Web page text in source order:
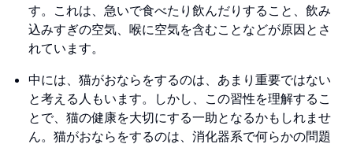
す。これは、急いで食べたり飲んだりすること、飲み
込みすぎの空気、喉に空気を含むことなどが原因とさ
れています。
中には、猫がおならをするのは、あまり重要ではない
と考える人もいます。しかし、この習性を理解するこ
とで、猫の健康を大切にする一助となるかもしれませ
ん。猫がおならをするのは、消化器系で何らかの問題